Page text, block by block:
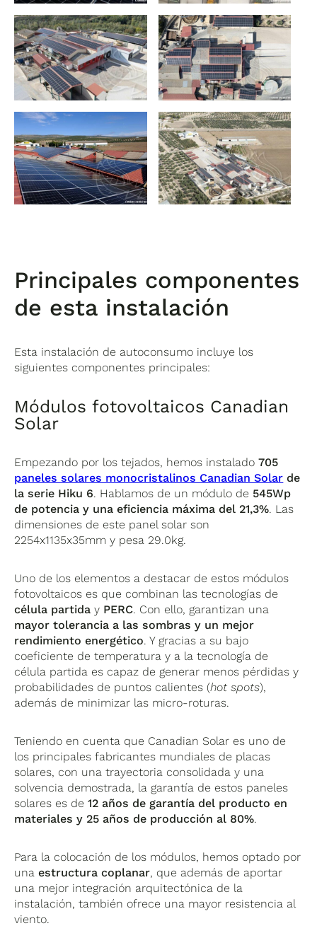
Principales componentes
de esta instalación
Esta instalación de autoconsumo incluye los
siguientes componentes principales:
Módulos fotovoltaicos Canadian
Solar
Empezando por los tejados, hemos instalado705
paneles solares monocristalinos Canadian Solar de
la serie Hiku 6. Hablamos de un módulo de 545Wp
de potencia y una eficiencia máxima del 21,3%. Las
dimensiones de este panel solar son
2254x1135x35mm y pesa 29.0kg.
Uno de los elementos a destacar de estos módulos
fotovoltaicos es que combinan las tecnologías de
célula partida y PERC. Con ello, garantizan una
mayor tolerancia a las sombras y un mejor
rendimiento energético. Y gracias a su bajo
coeficiente de temperatura y a la tecnología de
célula partida es capaz de generar menos pérdidas y
probabilidades de puntos calientes (hot spots),
además de minimizar las micro-roturas.
Teniendo en cuenta que Canadian Solar es uno de
los principales fabricantes mundiales de placas
solares, con una trayectoria consolidada y una
solvencia demostrada, la garantía de estos paneles
solares es de12 años de garantía del producto en
materiales y 25 años de producción al 80%.
Para la colocación de los módulos, hemos optado por
unaestructura coplanar, que además de aportar
una mejor integración arquitectónica de la
instalación, también ofrece una mayor resistencia al
viento.